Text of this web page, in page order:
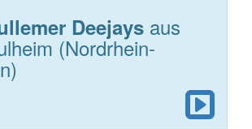
Deejays aus
(Nordrhein-